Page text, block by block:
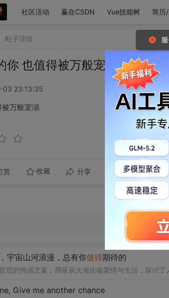
社区活动 赢在CSDN Vue技能树 简历
帖子详情
你 也值得被万般宠溺
03 23:13:35
万般宠溺
赏 收藏 分享 转发到动态
宇宙山河浪漫，总有你值得期待的
思的情感文案，用星辰大海比喻爱情与生活，探讨了
Give me another chance